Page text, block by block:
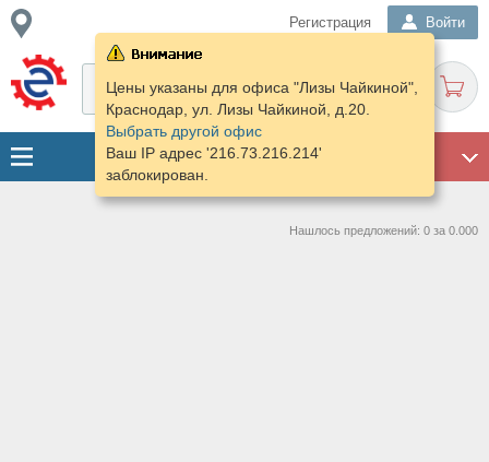
Регистрация Войти
Цены указаны для офиса "Лизы Чайкиной",
Краснодар, ул. Лизы Чайкиной, д.20.
Выбрать другой офис
Ваш IP адрес '216.73.216.214'
заблокирован.
Нашлось предложений: 0 за 0.000